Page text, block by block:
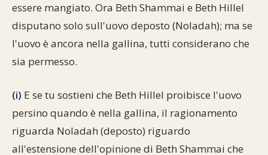
essere mangiato. Ora Beth Shammai e Beth Hillel
disputano solo sull'uovo deposto (Noladah); ma se
l'uovo è ancora nella gallina, tutti considerano che
sia permesso.
(i) E se tu sostieni che Beth Hillel proibisce l'uovo
persino quando è nella gallina, il ragionamento
riguarda Noladah (deposto) riguardo
all'estensione dell'opinione di Beth Shammai che